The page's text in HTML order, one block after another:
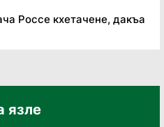
Россе кхетачене, дакъа
язле